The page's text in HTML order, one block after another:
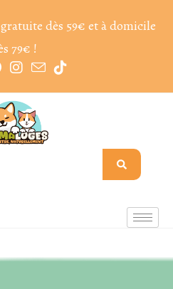
dès 59€ et à domicile
79€ !